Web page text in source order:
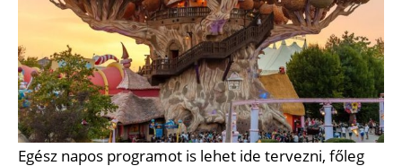
Egész napos programot is lehet ide tervezni, főleg